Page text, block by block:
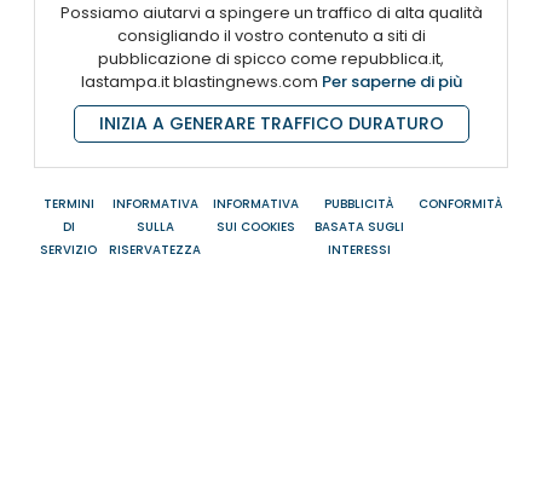
Possiamo aiutarvi a spingere un traffico di alta qualità
consigliando il vostro contenuto a siti di
pubblicazione di spicco come repubblica.it,
lastampa.it blastingnews.com Per saperne di più
INIZIA A GENERARE TRAFFICO DURATURO
TERMINI
DI
SERVIZIO
INFORMATIVA
SULLA
RISERVATEZZA
INFORMATIVA
SUI COOKIES
PUBBLICITÀ
BASATA SUGLI
INTERESSI
CONFORMITÀ